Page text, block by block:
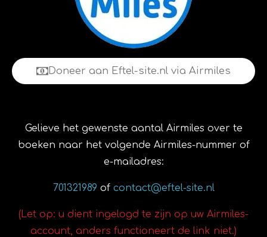
Doneer aan Eftel-site.nl via Airmiles
Gelieve het gewenste aantal Airmiles over te
boeken naar het volgende Airmiles-nummer of
e-mailadres:
701321989 ofcontact@eftel-site.nl
(Let op: u dient ingelogd te zijn op uw Airmiles-
account, anders functioneert de link niet.)